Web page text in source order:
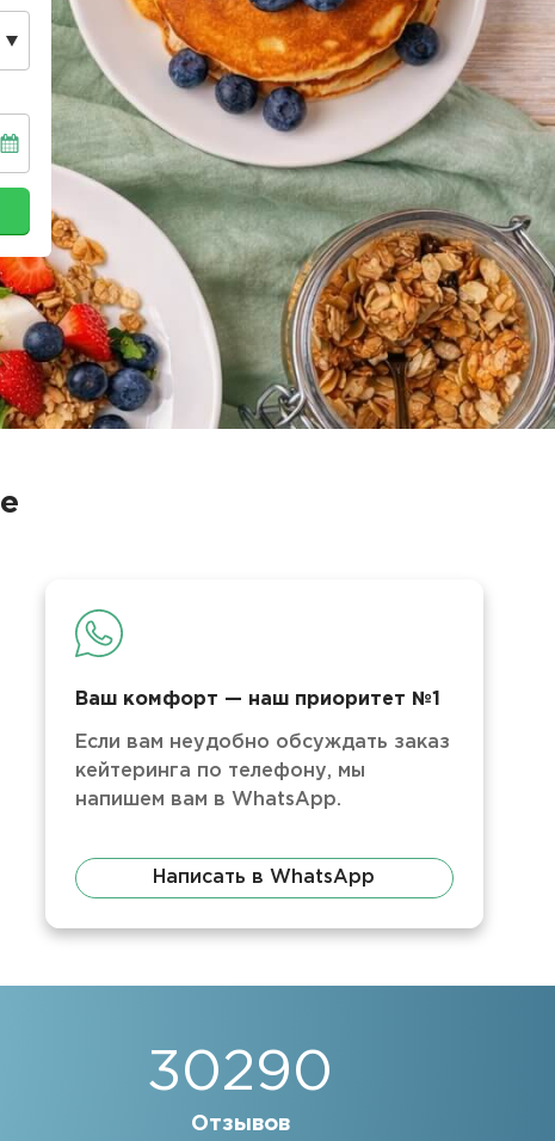
Ваш комфорт — наш приоритет №1
Если вам неудобно обсуждать заказ
кейтеринга по телефону, мы
напишем вам в WhatsApp.
Написать в WhatsApp
30290
Отзывов